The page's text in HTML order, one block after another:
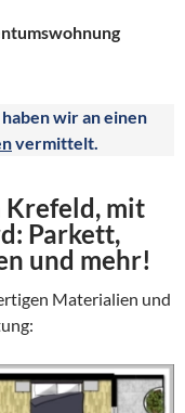
wir an einen
vermittelt.
Krefeld, mit
Parkett,
und mehr!
Materialien und